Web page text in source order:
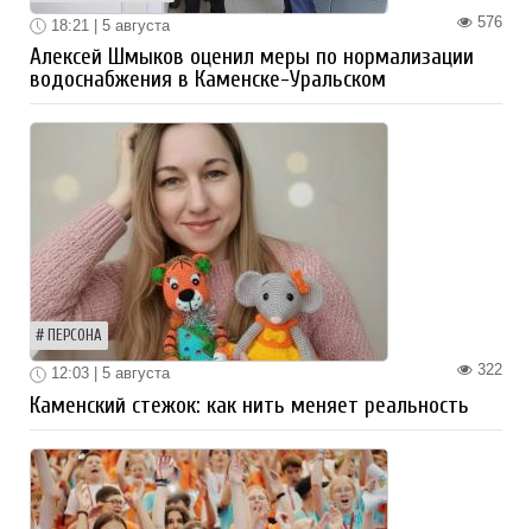
576
18:21 | 5 августа
Алексей Шмыков оценил меры по нормализации
водоснабжения в Каменске-Уральском
ПЕРСОНА
322
12:03 | 5 августа
Каменский стежок: как нить меняет реальность